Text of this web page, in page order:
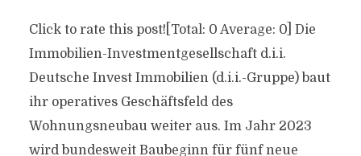
Click to rate this post![Total: 0 Average: 0] Die
Immobilien-Investmentgesellschaft d.i.i.
Deutsche Invest Immobilien (d.i.i.-Gruppe) baut
ihr operatives Geschäftsfeld des
Wohnungsneubau weiter aus. Im Jahr 2023
wird bundesweit Baubeginn für fünf neue